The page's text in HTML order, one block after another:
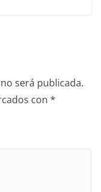
será publicada.
con *